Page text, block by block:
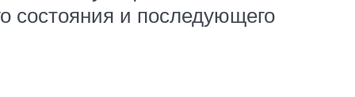
состояния и последующего